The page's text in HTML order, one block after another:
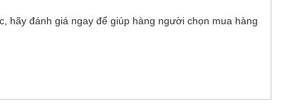
hãy đánh giá ngay để giúp hàng người chọn mua hàng